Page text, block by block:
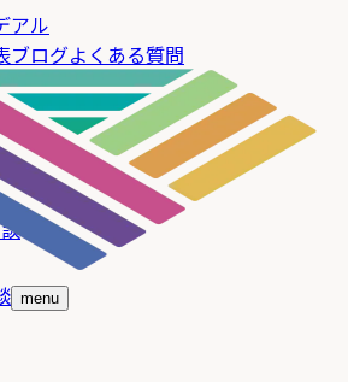
アル
ブログよくある質問
menu